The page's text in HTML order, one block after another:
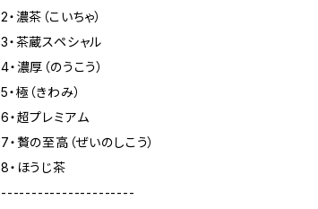
2・濃茶（こいちゃ）
3・茶蔵スペシャル
4・濃厚（のうこう）
5・極（きわみ）
6・超プレミアム
7・贅の至高（ぜいのしこう）
8・ほうじ茶
----------------------